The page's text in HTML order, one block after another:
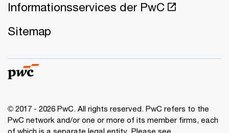
Informationsservices der PwC
Sitemap
© 2017 - 2026 PwC. All rights reserved. PwC refers to the
PwC network and/or one or more of its member firms, each
of which is a separate legal entity. Please see